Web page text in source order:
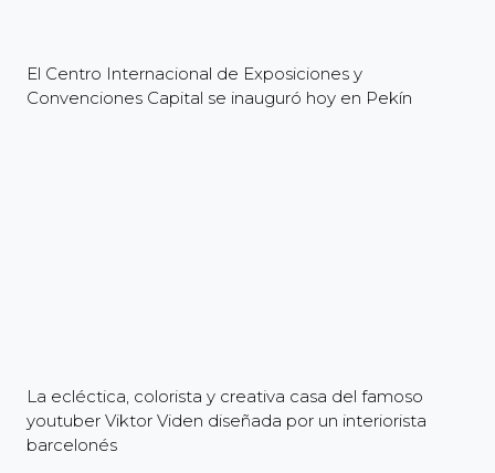
El Centro Internacional de Exposiciones y
Convenciones Capital se inauguró hoy en Pekín
La ecléctica, colorista y creativa casa del famoso
youtuber Viktor Viden diseñada por un interiorista
barcelonés